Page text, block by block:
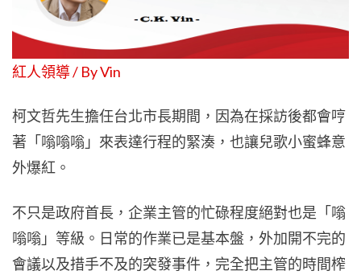
紅人領導 / By Vin
柯文哲先生擔任台北市長期間，因為在採訪後都會哼
著「嗡嗡嗡」來表達行程的緊湊，也讓兒歌小蜜蜂意
外爆紅。
不只是政府首長，企業主管的忙碌程度絕對也是「嗡
嗡嗡」等級。日常的作業已是基本盤，外加開不完的
會議以及措手不及的突發事件，完全把主管的時間榨